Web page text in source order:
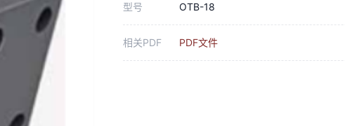
型号 OTB-18
相关PDF PDF文件